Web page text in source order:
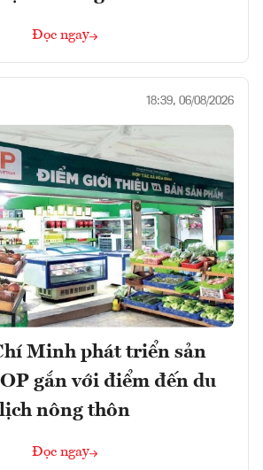
Đọc ngay
18:39, 06/08/2026
Minh phát triển sản
gắn với điểm đến du
lịch nông thôn
Đọc ngay